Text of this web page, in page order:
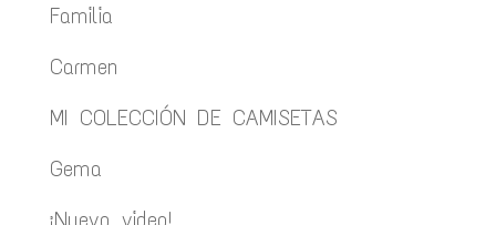
Familia
Carmen
MI COLECCIÓN DE CAMISETAS
Gema
¡Nuevo video!